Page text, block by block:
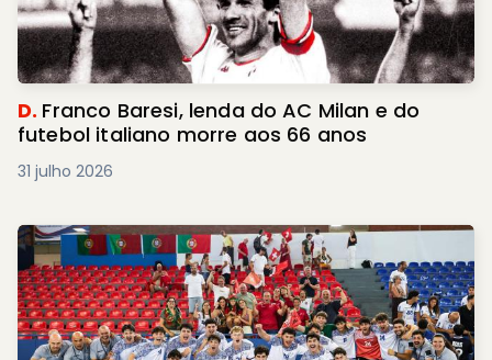
D. Franco Baresi, lenda do AC Milan e do
futebol italiano morre aos 66 anos
31 julho 2026